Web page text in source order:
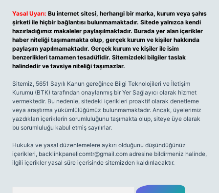
Yasal Uyarı: Bu internet sitesi, herhangi bir marka, kurum veya şahıs
şirketi ile hiçbir bağlantısı bulunmamaktadır. Sitede yalnızca kendi
hazırladığımız makaleler paylaşılmaktadır. Burada yer alan içerikler
haber niteliği taşımamakta olup, gerçek kurum ve kişiler hakkında
paylaşım yapılmamaktadır. Gerçek kurum ve kişiler ile isim
benzerlikleri tamamen tesadüfidir. Sitemizdeki bilgiler taslak
halindedir ve tavsiye niteliği taşımazlar.
Sitemiz, 5651 Sayılı Kanun gereğince Bilgi Teknolojileri ve İletişim
Kurumu (BTK) tarafından onaylanmış bir Yer Sağlayıcı olarak hizmet
vermektedir. Bu nedenle, sitedeki içerikleri proaktif olarak denetleme
veya araştırma yükümlülüğümüz bulunmamaktadır. Ancak, üyelerimiz
yazdıkları içeriklerin sorumluluğunu taşımakta olup, siteye üye olarak
bu sorumluluğu kabul etmiş sayılırlar.
Hukuka ve yasal düzenlemelere aykırı olduğunu düşündüğünüz
içerikleri, backlinkpanelicomtr@gmail.com adresine bildirmeniz halinde,
ilgili içerikler yasal süre içerisinde sitemizden kaldırılacaktır.